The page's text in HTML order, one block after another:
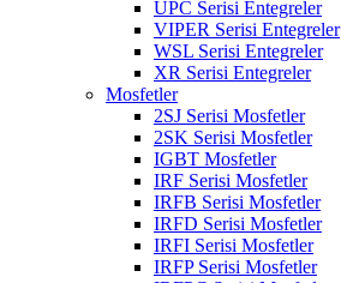
UPC Serisi Entegreler
VIPER Serisi Entegreler
WSL Serisi Entegreler
XR Serisi Entegreler
Mosfetler
2SJ Serisi Mosfetler
2SK Serisi Mosfetler
IGBT Mosfetler
IRF Serisi Mosfetler
IRFB Serisi Mosfetler
IRFD Serisi Mosfetler
IRFI Serisi Mosfetler
IRFP Serisi Mosfetler